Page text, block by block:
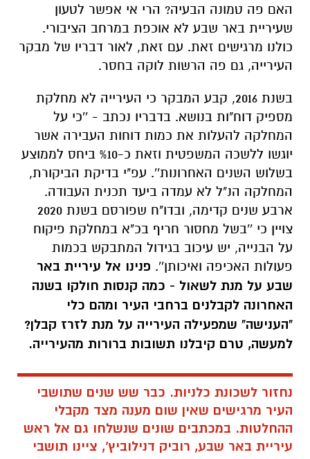
האם פה טמונה הבעיה? הרי אי אפשר לטעון
שעיריית באר שבע לא אוכפת במרחב הציבורי.
כולנו מרגישים זאת. עם זאת, לאור דבריו של מבקר
העירייה, גם פה הרשות לוקה בחסר.
בשנת 2016, קבע המבקר כי העירייה לא מחלקת
מספיק דוח"ות בנושא. בדבריו נכתב - ''כי על
המחלקה להעלות את כמות דוחות העבירה אשר
יוגשו ללשכה המשפטית וזאת כ-%10 ביחס לממוצע
בשלוש השנים האחרונות''. עפ"י בדיקת הביקורת,
המחלקה הנ"ל לא עמדה ביעד תכנית העבודה.
ארבע שנים קדימה, ובדו"ח שפורסם בשנת 2020
צויין כי ''בשל מחסור חריף בכ"א במחלקת פיקוח
על הבנייה, יש עיכוב בגידול המתבקש בכמות
פעולות האכיפה ואיכותן''. פנינו אל עיריית באר
שבע על מנת לשאול - כמה קנסות חולקו בשנה
האחרונה לקבלנים ברחבי העיר ומהם כלי
"הענישה" שמפעילה העירייה על מנת לזרז קבלן?
למעשה, טרם קיבלנו תשובות ברורות מהעירייה.
נחזור לשכונת כלניות. כבר שש שנים שתושבי
העיר מרגישים שאין שום מענה מצד מקבלי
ההחלטות. במכתבים שונים שנשלחו גם אל ראש
עיריית באר שבע, רוביק דנילוביץ', ציינו תושבי